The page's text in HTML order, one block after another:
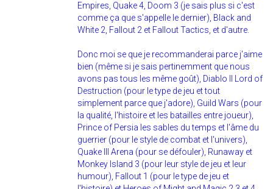
Empires, Quake 4, Doom 3 (je sais plus si c'est
comme ça que s'appelle le dernier), Black and
White 2, Fallout 2 et Fallout Tactics, et d'autre.
Donc moi se que je recommanderai parce j'aime
bien (même si je sais pertinemment que nous
avons pas tous les même goût), Diablo II Lord of
Destruction (pour le type de jeu et tout
simplement parce que j'adore), Guild Wars (pour
la qualité, l'histoire et les batailles entre joueur),
Prince of Persia les sables du temps et l'âme du
guerrier (pour le style de combat et l'univers),
Quake III Arena (pour se défouler), Runaway et
Monkey Island 3 (pour leur style de jeu et leur
humour), Fallout 1 (pour le type de jeu et